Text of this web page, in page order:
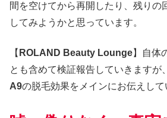
間を空けてから再開したり、残りの
してみようかと思っています。
【 ROLAND Beauty Lounge】自体
とも含めて検証報告していきますが
A9の脱毛効果をメインにお伝えして